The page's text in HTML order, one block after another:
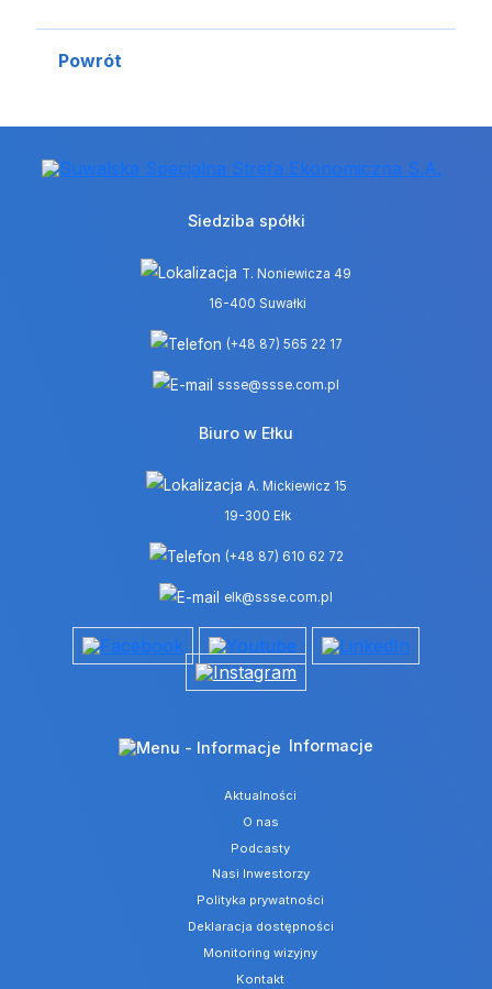
Powrót
Siedziba spółki
T. Noniewicza 49
16-400 Suwałki
(+48 87) 565 22 17
ssse@ssse.com.pl
Biuro w Ełku
A. Mickiewicz 15
19-300 Ełk
(+48 87) 610 62 72
elk@ssse.com.pl
Informacje
Aktualności
O nas
Podcasty
Nasi Inwestorzy
Polityka prywatności
Deklaracja dostępności
Monitoring wizyjny
Kontakt